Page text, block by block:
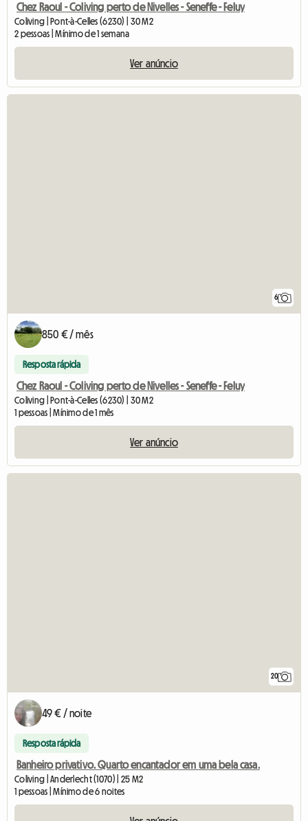
Chez Raoul - Coliving perto de Nivelles - Seneffe - Feluy
Coliving | Pont-à-Celles (6230) | 30 M2
2 pessoas | Mínimo de 1 semana
Ver anúncio
6
850 € / mês
Resposta rápida
Chez Raoul - Coliving perto de Nivelles - Seneffe - Feluy
Coliving | Pont-à-Celles (6230) | 30 M2
1 pessoas | Mínimo de 1 mês
Ver anúncio
20
49 € / noite
Resposta rápida
Banheiro privativo. Quarto encantador em uma bela casa.
Coliving | Anderlecht (1070) | 25 M2
1 pessoas | Mínimo de 6 noites